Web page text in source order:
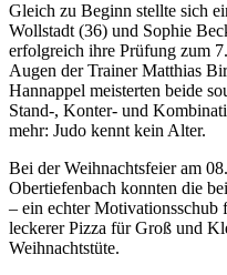
Gleich zu Beginn stellte sich
Wollstadt (36) und Sophie
erfolgreich ihre Prüfung zum
Augen der Trainer Matthias
Hannappel meisterten beide
Stand-, Konter- und
mehr: Judo kennt kein Alter.
Bei der Weihnachtsfeier am
Obertiefenbach konnten die
– ein echter Motivationsschub
leckerer Pizza für Groß und
Weihnachtstüte.